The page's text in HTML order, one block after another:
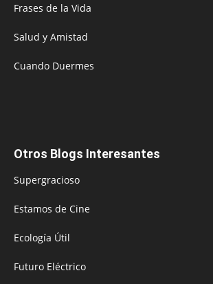
Frases de la Vida
Salud y Amistad
Cuando Duermes
Otros Blogs Interesantes
Supergracioso
Estamos de Cine
Ecología Útil
Futuro Eléctrico